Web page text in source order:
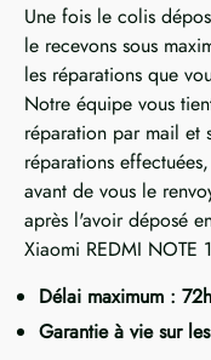
Une fois le colis
le recevons sous
les réparations que
Notre équipe vous
réparation par mail et
réparations
avant de vous le
après l'avoir déposé
Xiaomi REDMI NOTE
Délai maximum :
Garantie à vie sur